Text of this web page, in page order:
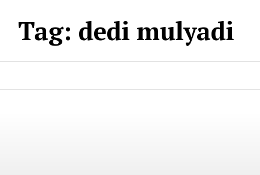
Tag: dedi mulyadi